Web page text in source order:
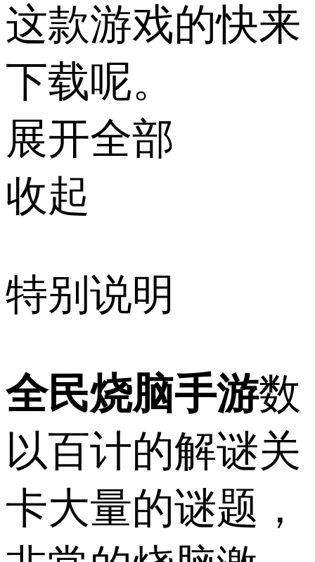
这款游戏的快来
下载呢。
展开全部
收起
特别说明
全民烧脑手游数
以百计的解谜关
卡大量的谜题，